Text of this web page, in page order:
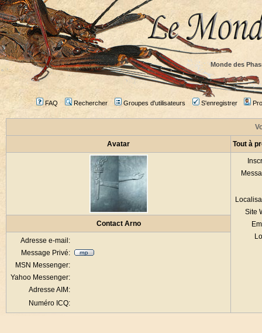
Monde des
FAQ Rechercher Groupes d'utilisateurs S'enregistrer
Avatar Tout à
Site
Contact Arno
Adresse e-mail:
Message Privé:
MSN Messenger:
Yahoo Messenger:
Adresse AIM:
Numéro ICQ: